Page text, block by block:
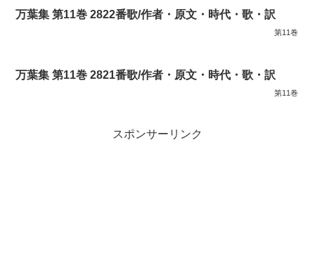
万葉集 第11巻 2822番歌/作者・原文・時代・歌・訳
第11巻
万葉集 第11巻 2821番歌/作者・原文・時代・歌・訳
第11巻
スポンサーリンク